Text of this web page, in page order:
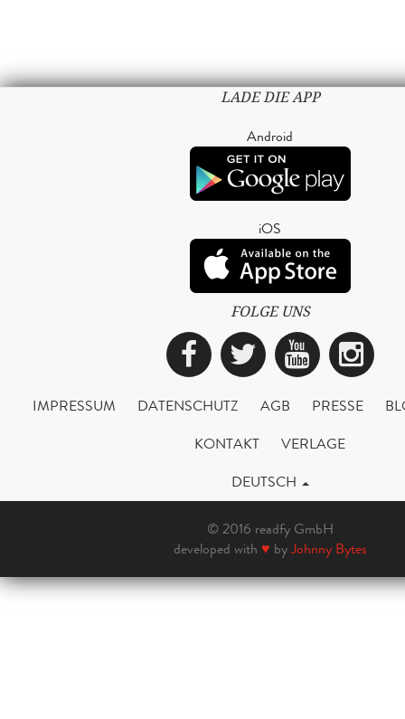
LADE DIE APP
Android
iOS
FOLGE UNS
Facebook
Twitter
IMPRESSUM DATENSCHUTZ AGB PRESSE
KONTAKT
VERLAGE
DEUTSCH
© 2016 readfy GmbH
developed with ♥ byJohnny Bytes